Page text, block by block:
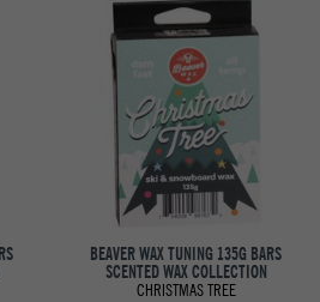
BEAVER WAX TUNING 135G BARS
SCENTED WAX COLLECTION
CHRISTMAS TREE